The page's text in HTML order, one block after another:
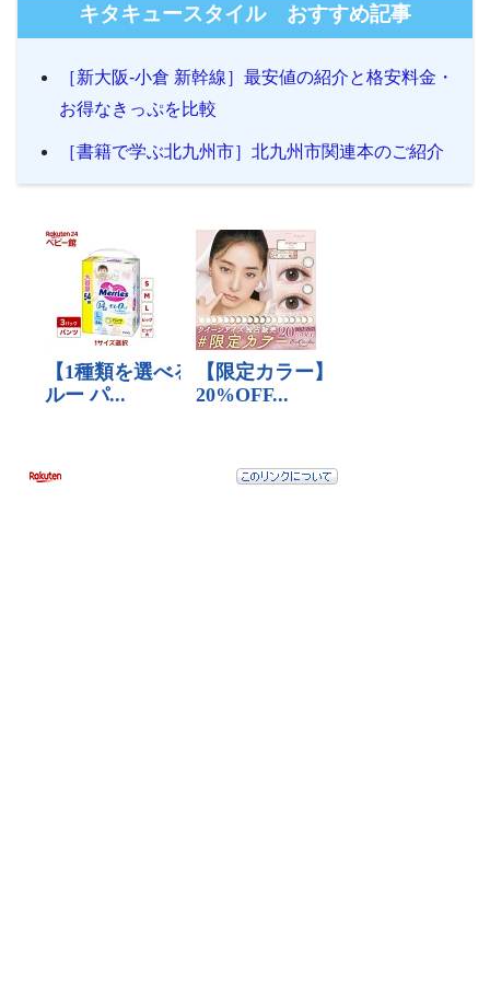
キタキュースタイル おすすめ記事
［新大阪-小倉 新幹線］最安値の紹介と格安料金・
お得なきっぷを比較
［書籍で学ぶ北九州市］北九州市関連本のご紹介